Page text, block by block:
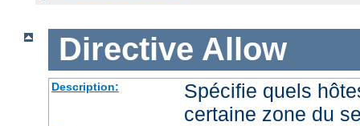
Directive Allow
Description:
Spécifie quels
certaine zone du